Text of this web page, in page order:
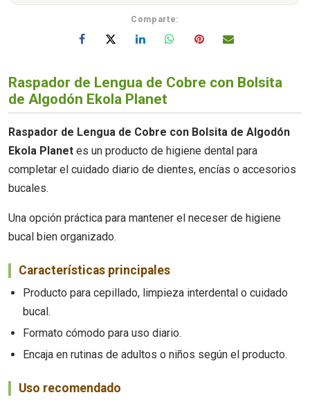
Comparte:
Raspador de Lengua de Cobre con Bolsita
de Algodón Ekola Planet
Raspador de Lengua de Cobre con Bolsita de Algodón
Ekola Planet es un producto de higiene dental para
completar el cuidado diario de dientes, encías o accesorios
bucales.
Una opción práctica para mantener el neceser de higiene
bucal bien organizado.
Características principales
Producto para cepillado, limpieza interdental o cuidado
bucal.
Formato cómodo para uso diario.
Encaja en rutinas de adultos o niños según el producto.
Uso recomendado